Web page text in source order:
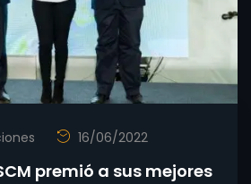
16/06/2022
premió a sus mejores